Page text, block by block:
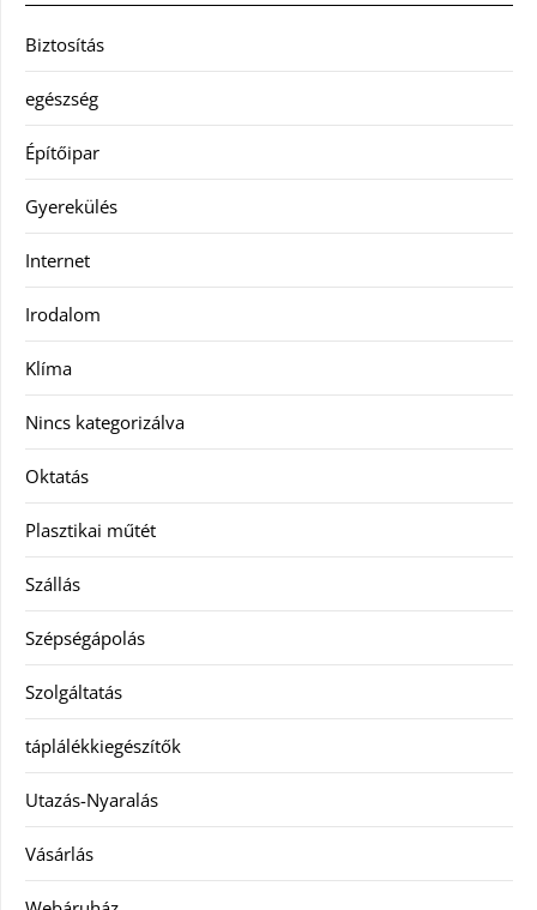
Biztosítás
egészség
Építőipar
Gyerekülés
Internet
Irodalom
Klíma
Nincs kategorizálva
Oktatás
Plasztikai műtét
Szállás
Szépségápolás
Szolgáltatás
táplálékkiegészítők
Utazás-Nyaralás
Vásárlás